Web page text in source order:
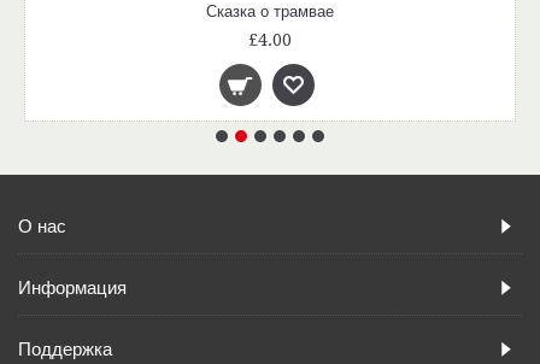
Сказка о трамвае
£4.00
О нас
Информация
Поддержка